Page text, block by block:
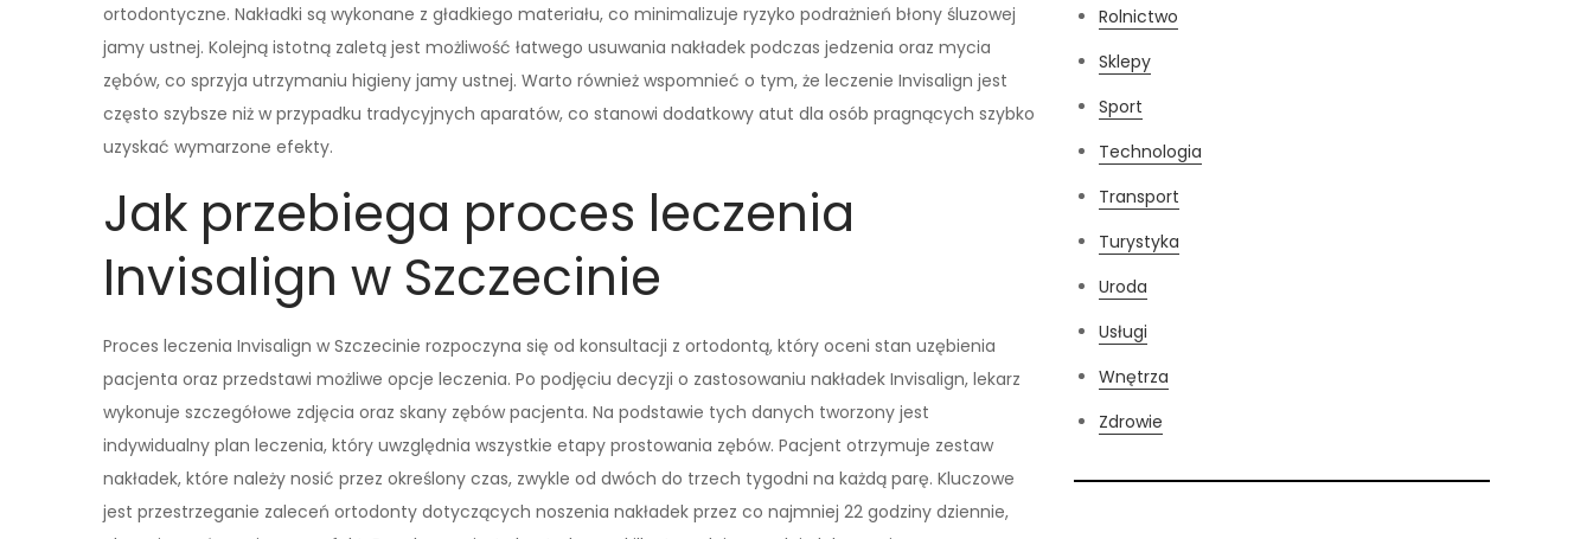
ortodontyczne. Nakładki są wykonane z gładkiego materiału, co minimalizuje ryzyko podrażnień błony śluzowej
jamy ustnej. Kolejną istotną zaletą jest możliwość łatwego usuwania nakładek podczas jedzenia oraz mycia
zębów, co sprzyja utrzymaniu higieny jamy ustnej. Warto również wspomnieć o tym, że leczenie Invisalign jest
często szybsze niż w przypadku tradycyjnych aparatów, co stanowi dodatkowy atut dla osób pragnących szybko
uzyskać wymarzone efekty.
Jak przebiega proces leczenia
Invisalign w Szczecinie
Proces leczenia Invisalign w Szczecinie rozpoczyna się od konsultacji z ortodontą, który oceni stan uzębienia
pacjenta oraz przedstawi możliwe opcje leczenia. Po podjęciu decyzji o zastosowaniu nakładek Invisalign, lekarz
wykonuje szczegółowe zdjęcia oraz skany zębów pacjenta. Na podstawie tych danych tworzony jest
indywidualny plan leczenia, który uwzględnia wszystkie etapy prostowania zębów. Pacjent otrzymuje zestaw
nakładek, które należy nosić przez określony czas, zwykle od dwóch do trzech tygodni na każdą parę. Kluczowe
jest przestrzeganie zaleceń ortodonty dotyczących noszenia nakładek przez co najmniej 22 godziny dziennie,
Rolnictwo
Sklepy
Sport
Technologia
Transport
Turystyka
Uroda
Usługi
Wnętrza
Zdrowie